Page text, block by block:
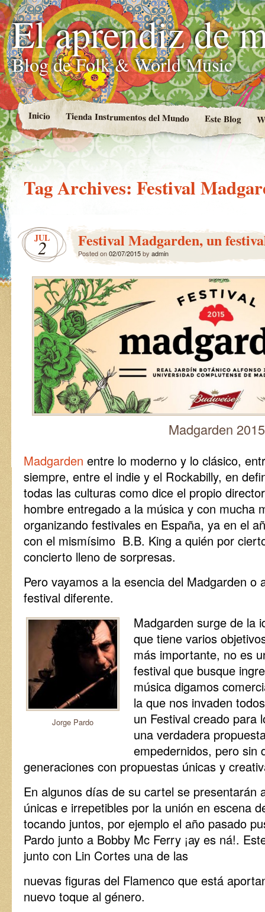
El aprendiz de
Blog de Folk & World Music
Inicio Tienda Instrumentos del Mundo Este Blog
Tag Archives: Festival
JUL
2 Festival Madgarden, un
Posted on02/07/2015by admin
Madgarden 2015
Madgarden entre lo moderno y lo clásico,
siempre, entre el indie y el Rockabilly, en
todas las culturas como dice el propio
hombre entregado a la música y con mucha
organizando festivales en España, ya en el
con el mismísimo B.B. King a quién por
concierto lleno de sorpresas.
Pero vayamos a la esencia del Madgarden o
festival diferente.
Jorge Pardo
Madgarden surge de la
que tiene varios
más importante, no es
festival que busque
música digamos
la que nos invaden
un Festival creado para
una verdadera
empedernidos, pero sin
generaciones con propuestas únicas y
En algunos días de su cartel se presentarán
únicas e irrepetibles por la unión en escena
tocando juntos, por ejemplo el año pasado
Pardo junto a Bobby Mc Ferry ¡ay es ná!.
junto con Lin Cortes una de las
nuevas figuras del Flamenco que está
nuevo toque al género.